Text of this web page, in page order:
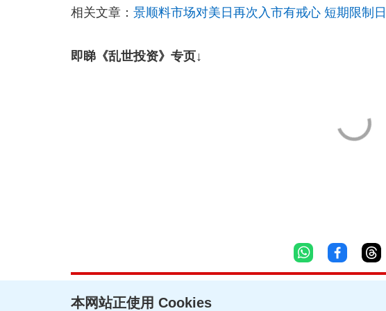
相关文章： 景顺料市场对美日再次入市有戒心 短期限制
即睇《乱世投资》专页↓
本网站正使用 Cookies